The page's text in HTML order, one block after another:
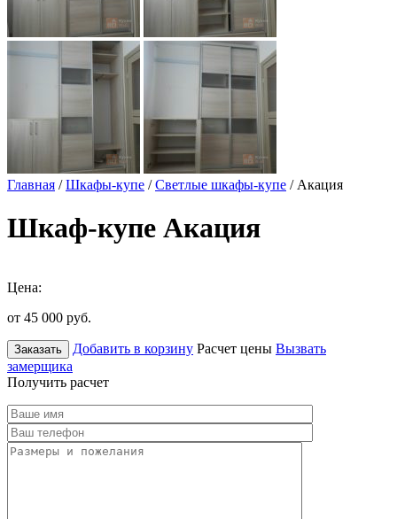
Главная /Шкафы-купе /Светлые шкафы-купе / Акация
Шкаф-купе Акация
Цена:
от 45 000 руб.
Заказать Добавить в корзину Расчет цены Вызвать
замерщика
Получить расчет